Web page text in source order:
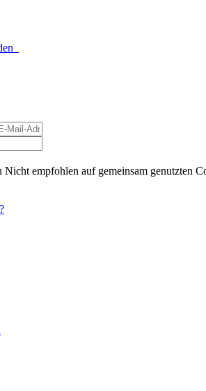
Nicht empfohlen auf gemeinsam genutzten